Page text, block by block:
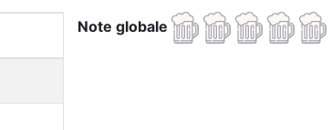
Note globale